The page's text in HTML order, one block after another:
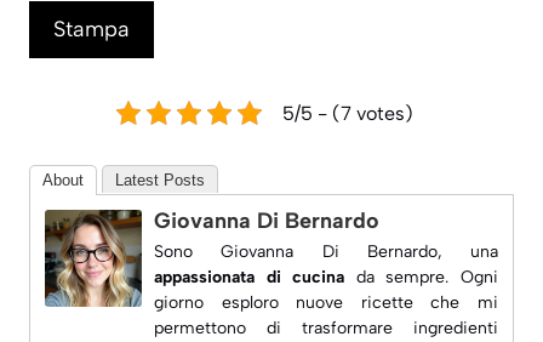
Stampa
5/5 - (7 votes)
About Latest Posts
Giovanna Di Bernardo
Sono Giovanna Di Bernardo, una
appassionata di cucina da sempre. Ogni
giorno esploro nuove ricette che mi
permettono di trasformare ingredienti